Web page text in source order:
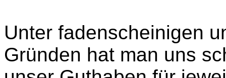
Unter fadenscheinigen
Gründen hat man uns